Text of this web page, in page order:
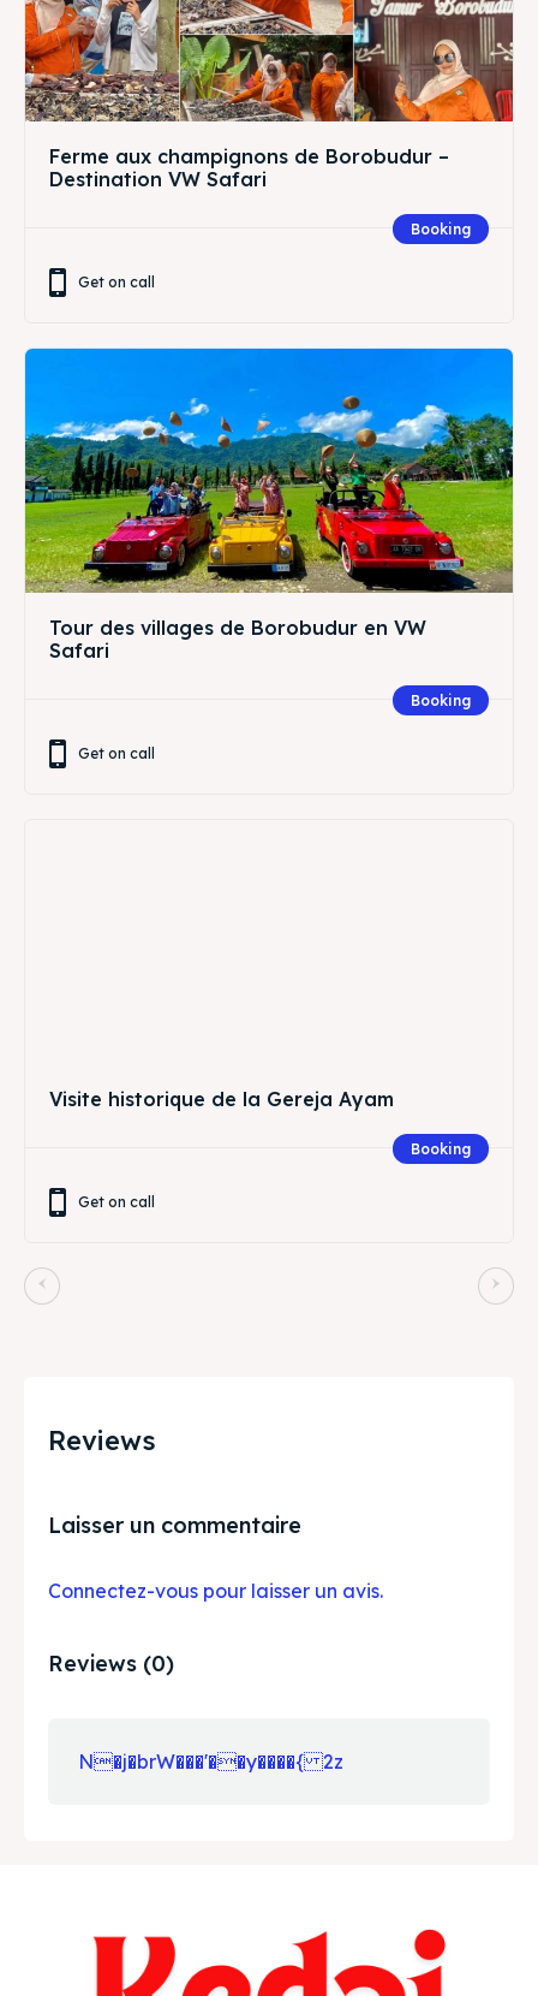
Ferme aux champignons de Borobudur –
Destination VW Safari
Booking
Get on call
Tour des villages de Borobudur en VW
Safari
Booking
Get on call
Visite historique de la Gereja Ayam
Booking
Get on call
Reviews
Laisser un commentaire
Connectez-vous pour laisser un avis.
Reviews (0)
N�j�brW���'��y����{ 2z